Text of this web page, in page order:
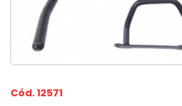
Cód. 12571